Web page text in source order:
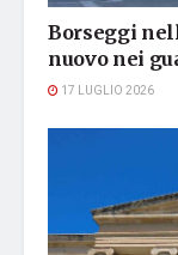
Borseggi
nuovo nei
17 LUGLIO 2026